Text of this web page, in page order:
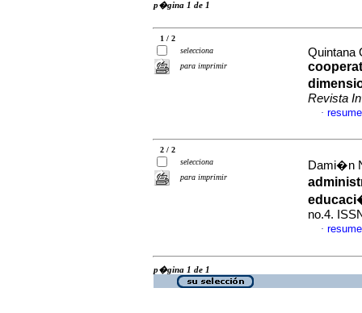
p�gina 1 de 1
1 / 2
selecciona
para imprimir
Quintana
Revista
·
2 / 2
selecciona
para imprimir
Dami�n
no.4.
·
p�gina 1 de 1